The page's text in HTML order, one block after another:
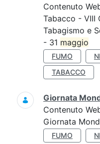
Contenuto
Tabacco - VIII
Tabagismo e
- 31 maggio
FUMO
TABACCO
Giornata
Contenuto
Giornata
FUMO